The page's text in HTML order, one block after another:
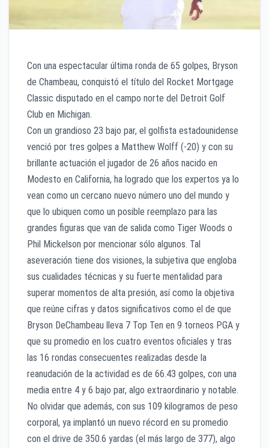
Con una espectacular última ronda de 65 golpes, Bryson
de Chambeau, conquistó el título del Rocket Mortgage
Classic disputado en el campo norte del Detroit Golf
Club en Michigan.
Con un grandioso 23 bajo par, el golfista estadounidense
venció por tres golpes a Matthew Wolff (-20) y con su
brillante actuación el jugador de 26 años nacido en
Modesto en California, ha logrado que los expertos ya lo
vean como un cercano nuevo número uno del mundo y
que lo ubiquen como un posible reemplazo para las
grandes figuras que van de salida como Tiger Woods o
Phil Mickelson por mencionar sólo algunos. Tal
aseveración tiene dos visiones, la subjetiva que engloba
sus cualidades técnicas y su fuerte mentalidad para
superar momentos de alta presión, así como la objetiva
que reúne cifras y datos significativos como el de que
Bryson DeChambeau lleva 7 Top Ten en 9 torneos PGA y
que su promedio en los cuatro eventos oficiales y tras
las 16 rondas consecuentes realizadas desde la
reanudación de la actividad es de 66.43 golpes, con una
media entre 4 y 6 bajo par, algo extraordinario y notable.
No olvidar que además, con sus 109 kilogramos de peso
corporal, ya implantó un nuevo récord en su promedio
con el drive de 350.6 yardas (el más largo de 377), algo